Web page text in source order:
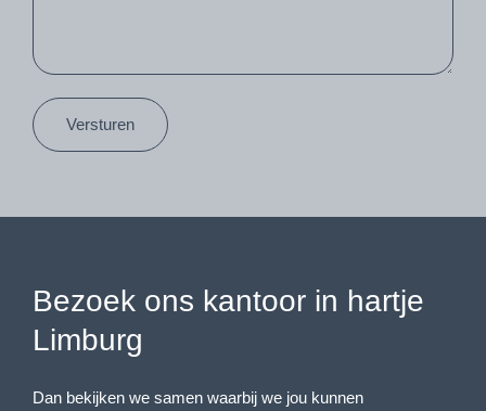
Versturen
Bezoek ons kantoor in hartje
Limburg
Dan bekijken we samen waarbij we jou kunnen